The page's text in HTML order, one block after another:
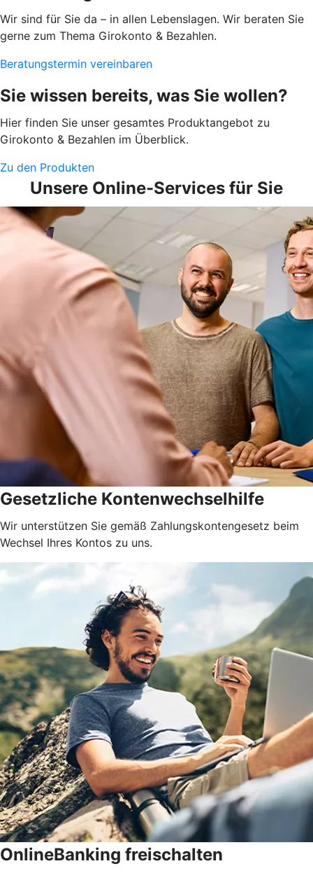
Wir sind für Sie da – in allen Lebenslagen. Wir beraten Sie
gerne zum Thema Girokonto & Bezahlen.
Beratungstermin vereinbaren
Sie wissen bereits, was Sie wollen?
Hier finden Sie unser gesamtes Produktangebot zu
Girokonto & Bezahlen im Überblick.
Zu den Produkten
Unsere Online-Services für Sie
Gesetzliche Kontenwechselhilfe
Wir unterstützen Sie gemäß Zahlungskontengesetz beim
Wechsel Ihres Kontos zu uns.
OnlineBanking freischalten